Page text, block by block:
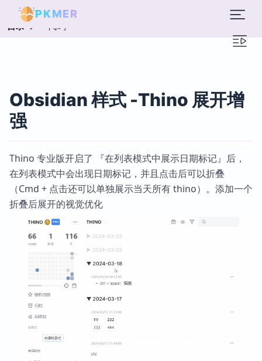
PKMER
目录 代码
Obsidian 样式 -Thino 展开增
强
Thino 专业版开启了 『在列表模式中展示日期标记』后，
在列表模式中会出现日期标记，并且点击后可以折叠
（Cmd + 点击还可以单独展示当天所有 thino）。添加一个
折叠后展开的视觉优化